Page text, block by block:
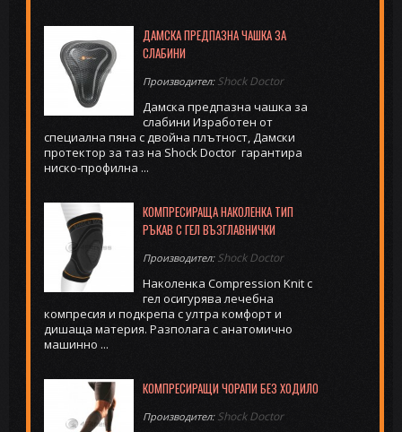
ДАМСКА ПРЕДПАЗНА ЧАШКА ЗА
СЛАБИНИ
Производител: Shock Doctor
Дамска предпазна чашка за
слабини Изработен от
специална пяна с двойна плътност, Дамски
протектор за таз на Shock Doctor гарантира
ниско-профилна ...
КОМПРЕСИРАЩА НАКОЛЕНКА ТИП
РЪКАВ С ГЕЛ ВЪЗГЛАВНИЧКИ
Производител: Shock Doctor
Наколенка Compression Knit с
гел осигурява лечебна
компресия и подкрепа с ултра комфорт и
дишаща материя. Разполага с анатомично
машинно ...
КОМПРЕСИРАЩИ ЧОРАПИ БЕЗ ХОДИЛО
Производител: Shock Doctor